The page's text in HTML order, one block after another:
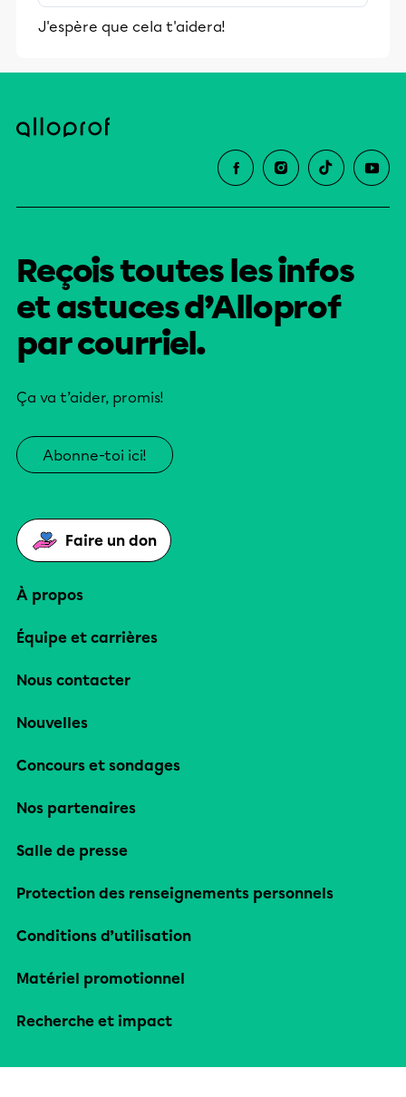
stimulants, Alloprof engage les élèves
et leurs parents dans la réussite
J'espère que cela t'aidera!
Reçois toutes les infos
et astuces d’Alloprof
par courriel.
Ça va t’aider, promis!
Abonne-toi ici!
Faire un don
À propos
Équipe et carrières
Nous contacter
Nouvelles
Concours et sondages
Nos partenaires
Salle de presse
Protection des renseignements personnels
Conditions d’utilisation
Matériel promotionnel
Recherche et impact